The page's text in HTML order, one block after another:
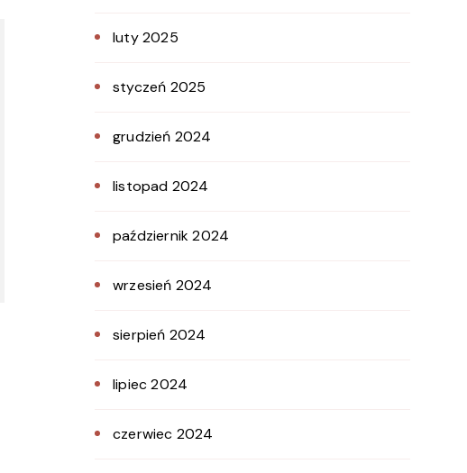
luty 2025
styczeń 2025
grudzień 2024
listopad 2024
październik 2024
wrzesień 2024
sierpień 2024
lipiec 2024
czerwiec 2024